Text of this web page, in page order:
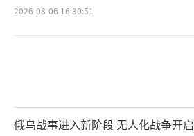
2026-08-06 16:30:51
俄乌战事进入新阶段 无人化战争开启